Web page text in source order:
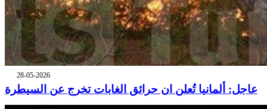
28-05-2026
عاجل: ألمانيا تُعلن ان حرائق الغابات تخرج عن السيطرة